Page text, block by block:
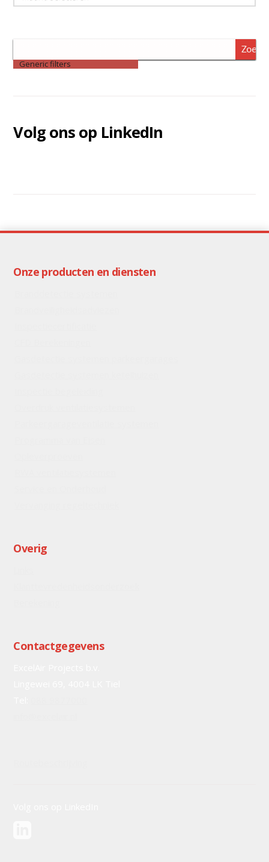
archief
Generic filters
Volg ons op LinkedIn
Onze producten en diensten
Overig
Contactgegevens